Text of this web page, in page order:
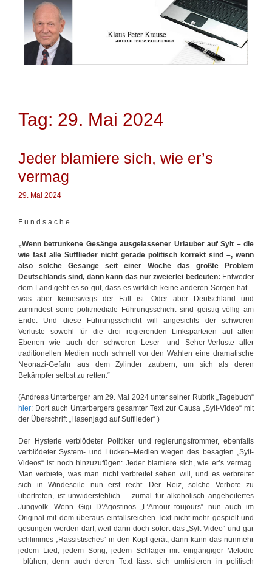
Tag: 29. Mai 2024
Jeder blamiere sich, wie er’s
vermag
29. Mai 2024
F u n d s a c h e
„Wenn betrunkene Gesänge ausgelassener Urlauber auf Sylt – die
wie fast alle Sufflieder nicht gerade politisch korrekt sind –, wenn
also solche Gesänge seit einer Woche das größte Problem
Deutschlands sind, dann kann das nur zweierlei bedeuten: Entweder
dem Land geht es so gut, dass es wirklich keine anderen Sorgen hat –
was aber keineswegs der Fall ist. Oder aber Deutschland und
zumindest seine politmediale Führungsschicht sind geistig völlig am
Ende. Und diese Führungsschicht will angesichts der schweren
Verluste sowohl für die drei regierenden Linksparteien auf allen
Ebenen wie auch der schweren Leser- und Seher-Verluste aller
traditionellen Medien noch schnell vor den Wahlen eine dramatische
Neonazi-Gefahr aus dem Zylinder zaubern, um sich als deren
Bekämpfer selbst zu retten.“
(Andreas Unterberger am 29. Mai 2024 unter seiner Rubrik „Tagebuch“
hier: Dort auch Unterbergers gesamter Text zur Causa „Sylt-Video“ mit
der Überschrift „Hasenjagd auf Sufflieder“ )
Der Hysterie verblödeter Politiker und regierungsfrommer, ebenfalls
verblödeter System- und Lücken–Medien wegen des besagten „Sylt-
Videos“ ist noch hinzuzufügen: Jeder blamiere sich, wie er’s vermag.
Man verbiete, was man nicht verbreitet sehen will, und es verbreitet
sich in Windeseile nun erst recht. Der Reiz, solche Verbote zu
übertreten, ist unwiderstehlich – zumal für alkoholisch angeheitertes
Jungvolk. Wenn Gigi D’Agostinos „L’Amour toujours“ nun auch im
Original mit dem überaus einfallsreichen Text nicht mehr gespielt und
gesungen werden darf, weil dann doch sofort das „Sylt-Video“ und gar
schlimmes „Rassistisches“ in den Kopf gerät, dann kann das nunmehr
jedem Lied, jedem Song, jedem Schlager mit eingängiger Melodie
blühen, denn auch deren Text lässt sich umfrisieren in politisch